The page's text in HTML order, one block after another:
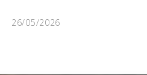
26/05/2026